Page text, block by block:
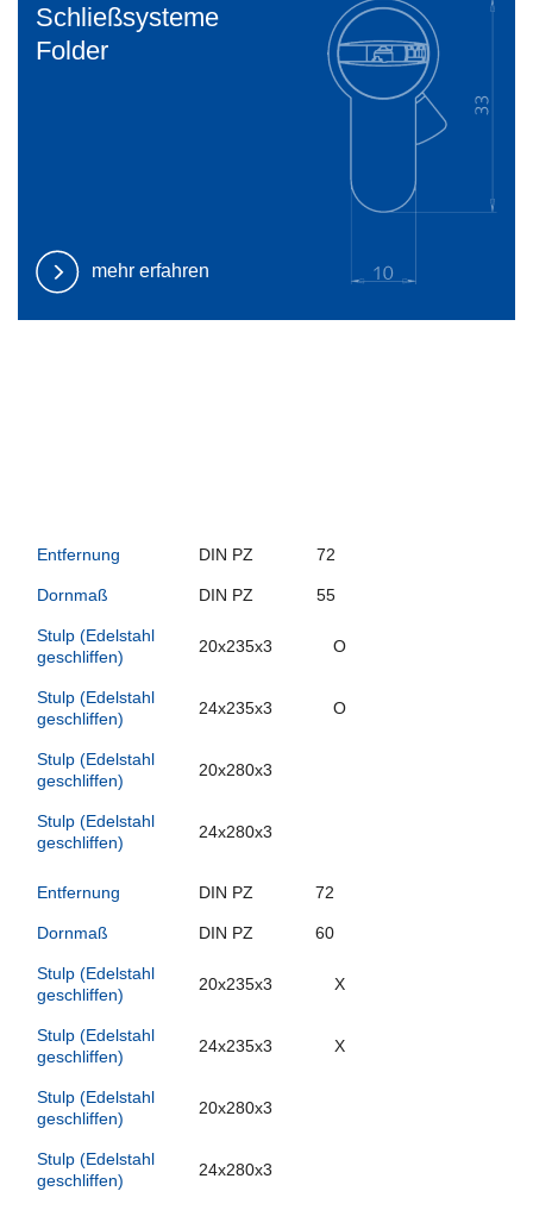
Schließsysteme
Folder
mehr erfahren
Entfernung DIN PZ 72
Dornmaß DIN PZ 55
Stulp (Edelstahl
geschliffen)
20x235x3 O
Stulp (Edelstahl
geschliffen)
24x235x3 O
Stulp (Edelstahl
geschliffen)
20x280x3
Stulp (Edelstahl
geschliffen)
24x280x3
Entfernung DIN PZ 72
Dornmaß DIN PZ 60
Stulp (Edelstahl
geschliffen)
20x235x3 X
Stulp (Edelstahl
geschliffen)
24x235x3 X
Stulp (Edelstahl
geschliffen)
20x280x3
Stulp (Edelstahl
geschliffen)
24x280x3